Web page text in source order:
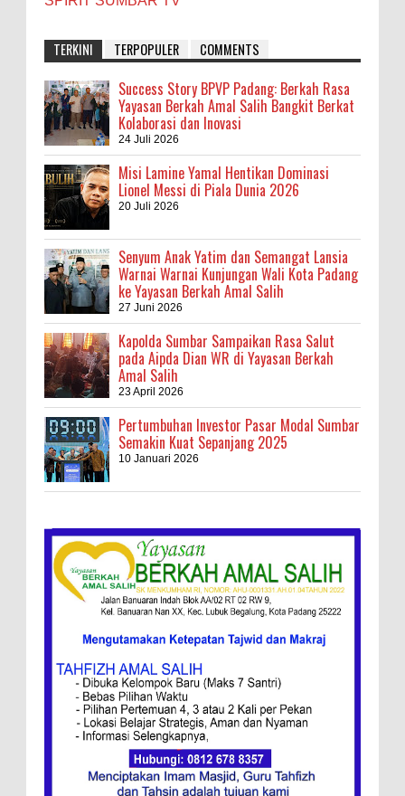
TERKINI TERPOPULER COMMENTS
Success Story BPVP Padang: Berkah Rasa
Yayasan Berkah Amal Salih Bangkit Berkat
Kolaborasi dan Inovasi
24 Juli 2026
Misi Lamine Yamal Hentikan Dominasi
Lionel Messi di Piala Dunia 2026
20 Juli 2026
Senyum Anak Yatim dan Semangat Lansia
Warnai Warnai Kunjungan Wali Kota Padang
ke Yayasan Berkah Amal Salih
27 Juni 2026
Kapolda Sumbar Sampaikan Rasa Salut
pada Aipda Dian WR di Yayasan Berkah
Amal Salih
23 April 2026
Pertumbuhan Investor Pasar Modal Sumbar
Semakin Kuat Sepanjang 2025
10 Januari 2026
Kebakaran Hebat, Israel Dapat Cobaan
Ini Resep Bubur Terik, Kuliner Khas Jawa
Tengah